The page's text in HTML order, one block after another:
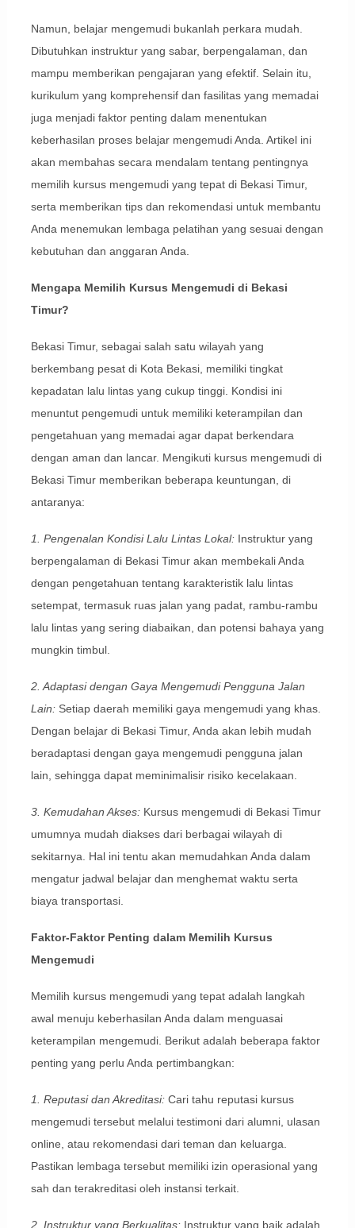
Namun, belajar mengemudi bukanlah perkara mudah.
Dibutuhkan instruktur yang sabar, berpengalaman, dan
mampu memberikan pengajaran yang efektif. Selain itu,
kurikulum yang komprehensif dan fasilitas yang memadai
juga menjadi faktor penting dalam menentukan
keberhasilan proses belajar mengemudi Anda. Artikel ini
akan membahas secara mendalam tentang pentingnya
memilih kursus mengemudi yang tepat di Bekasi Timur,
serta memberikan tips dan rekomendasi untuk membantu
Anda menemukan lembaga pelatihan yang sesuai dengan
kebutuhan dan anggaran Anda.
Mengapa Memilih Kursus Mengemudi di Bekasi
Timur?
Bekasi Timur, sebagai salah satu wilayah yang
berkembang pesat di Kota Bekasi, memiliki tingkat
kepadatan lalu lintas yang cukup tinggi. Kondisi ini
menuntut pengemudi untuk memiliki keterampilan dan
pengetahuan yang memadai agar dapat berkendara
dengan aman dan lancar. Mengikuti kursus mengemudi di
Bekasi Timur memberikan beberapa keuntungan, di
antaranya:
1. Pengenalan Kondisi Lalu Lintas Lokal:Instruktur yang
berpengalaman di Bekasi Timur akan membekali Anda
dengan pengetahuan tentang karakteristik lalu lintas
setempat, termasuk ruas jalan yang padat, rambu-rambu
lalu lintas yang sering diabaikan, dan potensi bahaya yang
mungkin timbul.
2. Adaptasi dengan Gaya Mengemudi Pengguna Jalan
Lain:Setiap daerah memiliki gaya mengemudi yang khas.
Dengan belajar di Bekasi Timur, Anda akan lebih mudah
beradaptasi dengan gaya mengemudi pengguna jalan
lain, sehingga dapat meminimalisir risiko kecelakaan.
3. Kemudahan Akses:Kursus mengemudi di Bekasi Timur
umumnya mudah diakses dari berbagai wilayah di
sekitarnya. Hal ini tentu akan memudahkan Anda dalam
mengatur jadwal belajar dan menghemat waktu serta
biaya transportasi.
Faktor-Faktor Penting dalam Memilih Kursus
Mengemudi
Memilih kursus mengemudi yang tepat adalah langkah
awal menuju keberhasilan Anda dalam menguasai
keterampilan mengemudi. Berikut adalah beberapa faktor
penting yang perlu Anda pertimbangkan:
1. Reputasi dan Akreditasi:Cari tahu reputasi kursus
mengemudi tersebut melalui testimoni dari alumni, ulasan
online, atau rekomendasi dari teman dan keluarga.
Pastikan lembaga tersebut memiliki izin operasional yang
sah dan terakreditasi oleh instansi terkait.
2. Instruktur yang Berkualitas:Instruktur yang baik adalah